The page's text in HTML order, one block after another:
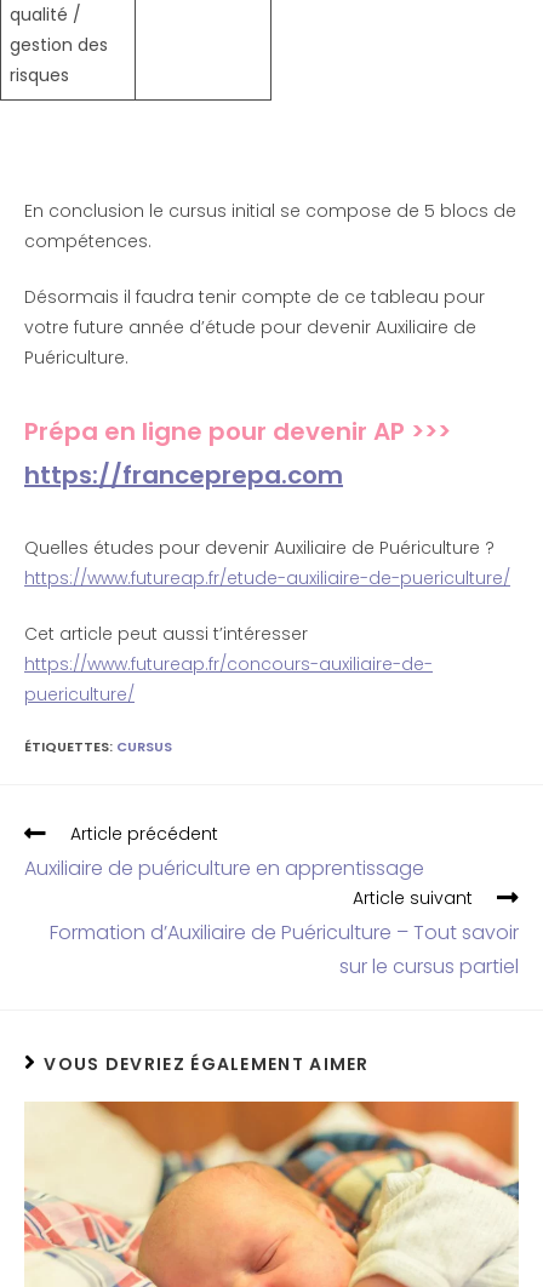
qualité /
gestion des
risques
En conclusion le cursus initial se compose de 5 blocs de
compétences.
Désormais il faudra tenir compte de ce tableau pour
votre future année d’étude pour devenir Auxiliaire de
Puériculture.
Prépa en ligne pour devenir AP >>>
https://franceprepa.com
Quelles études pour devenir Auxiliaire de Puériculture ?
https://www.futureap.fr/etude-auxiliaire-de-puericulture/
Cet article peut aussi t’intéresser
https://www.futureap.fr/concours-auxiliaire-de-
puericulture/
ÉTIQUETTES: CURSUS
Article précédent
Auxiliaire de puériculture en apprentissage
Article suivant
Formation d’Auxiliaire de Puériculture – Tout savoir
sur le cursus partiel
VOUS DEVRIEZ ÉGALEMENT AIMER